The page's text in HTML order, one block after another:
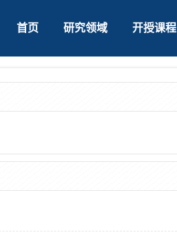
首页 研究领域 开授课程